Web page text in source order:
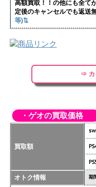
高額買取！！の他にも全て
定後のキャンセルでも返送
等)⇅
⇒ カ
・ゲオの買取価格
買取額
オトク情報 期